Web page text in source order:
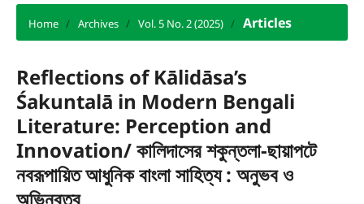
Home / Archives / Vol. 5 No. 2 (2025) / Articles
Reflections of Kālidāsa’s
Śakuntalā in Modern Bengali
Literature: Perception and
Innovation/ কালিদাসের শকুন্তলা-ছায়াপটে
নবরূপায়িত আধুনিক বাংলা সাহিত্য : অনুভব ও
অভিনবত্ব